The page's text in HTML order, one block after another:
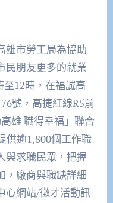
雄市勞工局為協助
民朋友更多的就業
12時，在福誠高
號，高捷紅線R5前
雄 職得幸福」聯合
供逾1,800個工作職
與求職民眾，把握
，廠商與職缺詳細
心網站/徵才活動訊